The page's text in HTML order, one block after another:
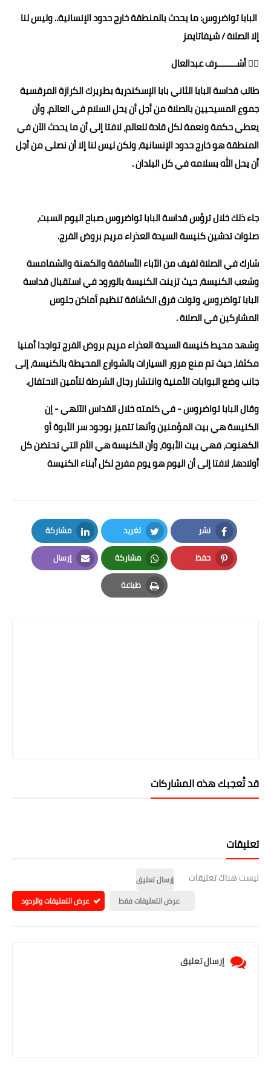
حوادث وقضايا
فن المطبخ
مقالات
البابا تواضروس: ما يحدث بالمنطقة خارج حدود الإنسانية.. وليس لنا
إلا الصلاة / شيفاتايمز
✍🏻 أشــــــــرف عبدالعال
طالب قداسة البابا الثاني بابا الإسكندرية بطريرك الكرازة المرقسية
جموع المسيحيين بالصلاة من أجل أن يحل السلام في العالم، وأن
يعطى حكمة ونعمة لكل قادة للعالم، لافتا إلى أن ما يحدث الآن في
المنطقة هو خارج حدود الإنسانية، ولكن ليس لنا إلا أن نصلى من أجل
أن يحل الله بسلامه في كل البلدان .
جاء ذلك خلال ترؤس قداسة البابا تواضروس صباح اليوم السبت،
صلوات تدشين كنيسة السيدة العذراء مريم بروض الفرج.
شارك في الصلاة لفيف من الآباء الأساقفة والكهنة والشمامسة
وشعب الكنيسة، حيث تزينت الكنيسة بالورود في استقبال قداسة
البابا تواضروس، وتولت فرق الكشافة تنظيم أماكن جلوس
المشاركين في الصلاة .
وشهد محيط كنيسة السيدة العذراء مريم بروض الفرج تواجدا أمنيا
مكثفا، حيث تم منع مرور السيارات بالشوارع المحيطة بالكنيسة، إلى
جانب وضع البوابات الأمنية وانتشار رجال الشرطة لتأمين الاحتفال.
وقال البابا تواضروس - في كلمته خلال القداس الآلهي - إن
الكنيسة هي بيت المؤمنين وأنها تتميز بوجود سر الأبوة أو
الكهنوت، فهي بيت الأبوة، وأن الكنيسة هي الأم التي تحتضن كل
أولادها، لافتا إلى أن اليوم هو يوم مفرح لكل أبناء الكنيسة
نشر
Facebook
تغريد
Twitter
مشاركة
LinkedIn
حفظ
Pinterest
مشاركة
Whatsapp
إرسال
Email
طباعة
Print
قد تُعجبك هذه المشاركات
تعليقات
ليست هناك تعليقات
إرسال تعليق
عرض التعليقات فقط
عرض التعليقات والردود
إرسال تعليق